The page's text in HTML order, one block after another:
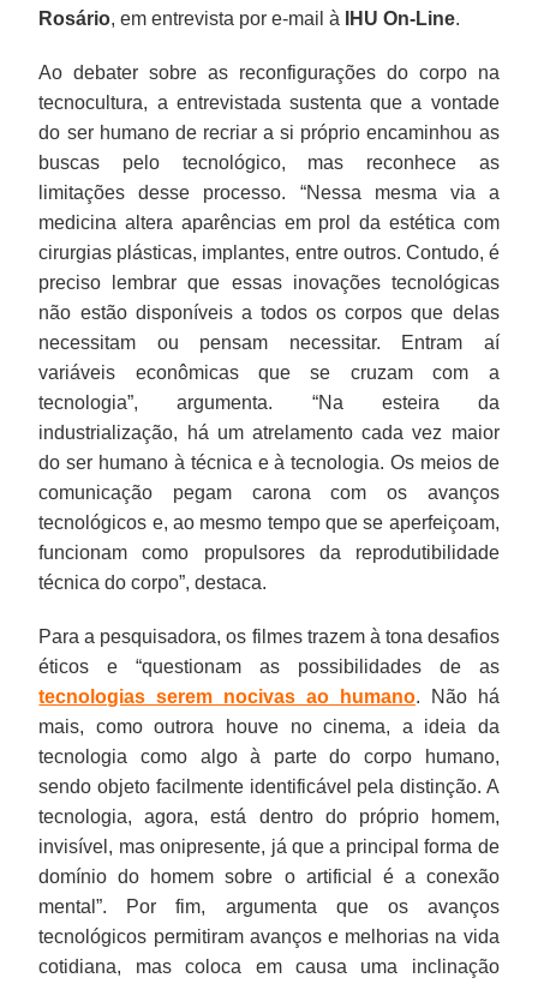
Rosário, em entrevista por e-mail à IHU On-Line.
Ao debater sobre as reconfigurações do corpo na
tecnocultura, a entrevistada sustenta que a vontade
do ser humano de recriar a si próprio encaminhou as
buscas pelo tecnológico, mas reconhece as
limitações desse processo. “Nessa mesma via a
medicina altera aparências em prol da estética com
cirurgias plásticas, implantes, entre outros. Contudo, é
preciso lembrar que essas inovações tecnológicas
não estão disponíveis a todos os corpos que delas
necessitam ou pensam necessitar. Entram aí
variáveis econômicas que se cruzam com a
tecnologia”, argumenta. “Na esteira da
industrialização, há um atrelamento cada vez maior
do ser humano à técnica e à tecnologia. Os meios de
comunicação pegam carona com os avanços
tecnológicos e, ao mesmo tempo que se aperfeiçoam,
funcionam como propulsores da reprodutibilidade
técnica do corpo”, destaca.
Para a pesquisadora, os filmes trazem à tona desafios
éticos e “questionam as possibilidades de as
tecnologias serem nocivas ao humano. Não há
mais, como outrora houve no cinema, a ideia da
tecnologia como algo à parte do corpo humano,
sendo objeto facilmente identificável pela distinção. A
tecnologia, agora, está dentro do próprio homem,
invisível, mas onipresente, já que a principal forma de
domínio do homem sobre o artificial é a conexão
mental”. Por fim, argumenta que os avanços
tecnológicos permitiram avanços e melhorias na vida
cotidiana, mas coloca em causa uma inclinação